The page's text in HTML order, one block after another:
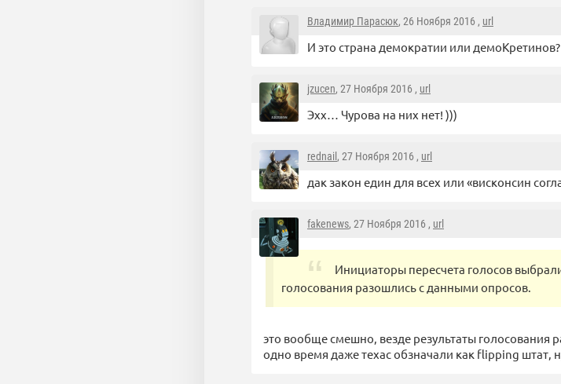
Владимир Парасюк, 26 Ноября 2016 , url
И это страна демократии или
jzucen, 27 Ноября 2016 , url
Эхх… Чурова на них нет! )))
rednail , 27 Ноября 2016 , url
дак закон един для всех или «висконсин
fakenews, 27 Ноября 2016 , url
Инициаторы пересчета голосов
голосования разошлись с данными опросов.
это вообще смешно, везде результаты голосования
одно время даже техас обзначали как flipping штат,